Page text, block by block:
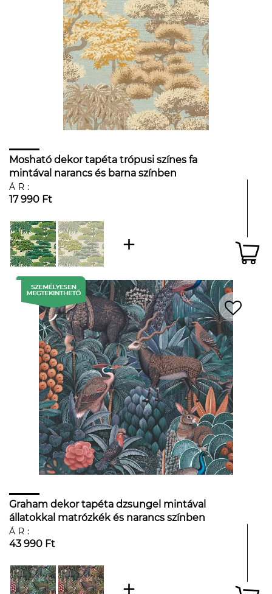
Mosható dekor tapéta trópusi színes fa
mintával narancs és barna színben
kacsatojáskék háttéren
ÁR:
17 990 Ft
Graham dekor tapéta dzsungel mintával
állatokkal matrózkék és narancs színben
ÁR:
43 990 Ft